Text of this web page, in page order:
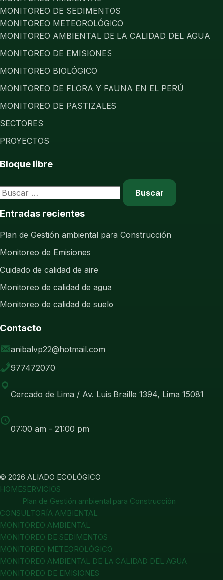
MONITOREO DE SEDIMENTOS
MONITOREO METEOROLÓGICO
MONITOREO AMBIENTAL DE LA CALIDAD DEL AGUA
MONITOREO DE EMISIONES
MONITOREO BIOLÓGICO
MONITOREO DE FLORA Y FAUNA EN EL PERÚ
MONITOREO DE PASTIZALES
SECTORES
PROYECTOS
Bloque libre
Buscar:
Entradas recientes
Plan de Gestión ambiental para Construcción
Monitoreo de Emisiones
Cuidado de calidad de aire
Monitoreo de calidad de agua
Monitoreo de calidad de suelo
Contacto
anibalvp22@hotmail.com
977472070
Cercado de Lima / Av. Luis Braille 1394, Lima 15081
07:00 am - 21:00 pm
© 2026 ALIADO ECOLÓGICO
HOMESERVICIOS
Plan de Gestión ambiental para Construcción
CONSULTORÍA AMBIENTAL
MONITOREO AMBIENTAL
MONITOREO DE SEDIMENTOS
MONITOREO METEOROLÓGICO
MONITOREO AMBIENTAL DE LA CALIDAD DEL AGUA
MONITOREO DE EMISIONES